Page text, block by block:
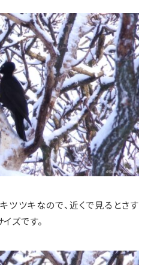
ツキなので、近くで見るとさす
ズです。